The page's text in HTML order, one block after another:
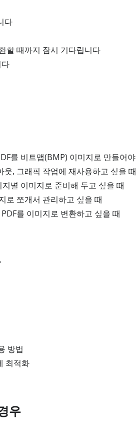
다
할 때까지 잠시 기다립니다
를 비트맵(BMP) 이미지로 만들어
, 그래픽 작업에 재사용하고 싶을 때
별 이미지로 준비해 두고 싶을 때
로 쪼개서 관리하고 싶을 때
를 이미지로 변환하고 싶을 때
방법
최적화
우